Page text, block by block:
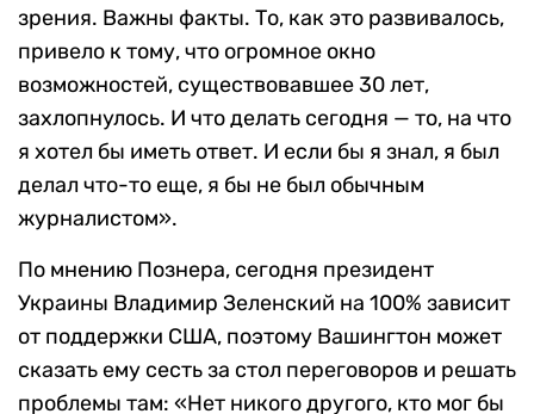
зрения. Важны факты. То, как это развивалось,
привело к тому, что огромное окно
возможностей, существовавшее 30 лет,
захлопнулось. И что делать сегодня — то, на что
я хотел бы иметь ответ. И если бы я знал, я был
делал что-то еще, я бы не был обычным
журналистом».
По мнению Познера, сегодня президент
Украины Владимир Зеленский на 100% зависит
от поддержки США, поэтому Вашингтон может
сказать ему сесть за стол переговоров и решать
проблемы там: «Нет никого другого, кто мог бы